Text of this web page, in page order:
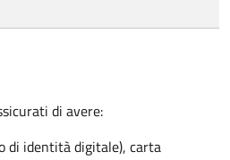
di avere:
di identità digitale), carta